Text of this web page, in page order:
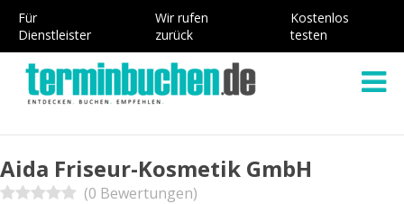
Für
Dienstleister
Wir rufen
zurück
Kostenlos
testen
Aida Friseur-Kosmetik GmbH
(0 Bewertungen)